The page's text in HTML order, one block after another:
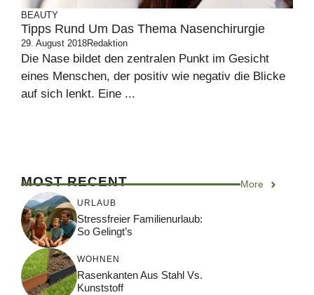
BEAUTY
Tipps Rund Um Das Thema Nasenchirurgie
29. August 2018Redaktion
Die Nase bildet den zentralen Punkt im Gesicht
eines Menschen, der positiv wie negativ die Blicke
auf sich lenkt. Eine ...
MOST RECENT More
URLAUB
Stressfreier Familienurlaub:
So Gelingt’s
WOHNEN
Rasenkanten Aus Stahl Vs.
Kunststoff